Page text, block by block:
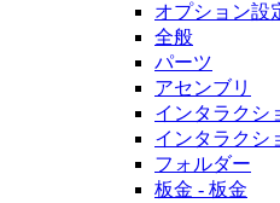
オプション設
全般
パーツ
アセンブリ
インタラクシ
インタラクシ
フォルダー
板金 - 板金